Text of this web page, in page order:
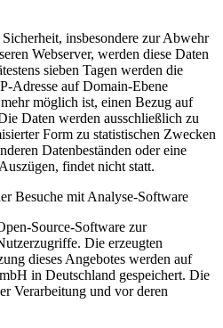
insbesondere zur Abwehr
Webserver, werden diese Daten
sieben Tagen werden die
Adresse auf Domain-Ebene
möglich ist, einen Bezug auf
Daten werden ausschließlich zu
Form zu statistischen Zwecken
Datenbeständen oder eine
findet nicht statt.
Besuche mit Analyse-Software
Source-Software zur
Die erzeugten
dieses Angebotes werden auf
in Deutschland gespeichert. Die
Verarbeitung und vor deren